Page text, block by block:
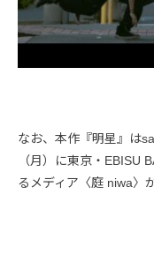
なお、本作『明星』は
（月）に東京・EBISU
るメディア〈庭 niwa〉